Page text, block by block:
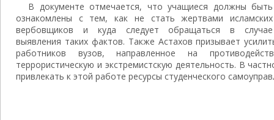
В документе отмечается, что учащиеся должны быть
ознакомлены с тем, как не стать жертвами исламских
вербовщиков и куда следует обращаться в случае
выявления таких фактов. Также Астахов призывает
работников вузов, направленное на
террористическую и экстремистскую деятельность. В
привлекать к этой работе ресурсы студенческого